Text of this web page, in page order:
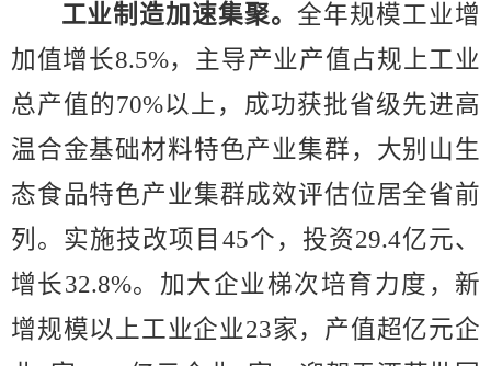
工业制造加速集聚。全年规模工业增
加值增长8.5%，主导产业产值占规上工业
总产值的70%以上，成功获批省级先进高
温合金基础材料特色产业集群，大别山生
态食品特色产业集群成效评估位居全省前
列。实施技改项目 45个 ， 投资29.4亿元、
增长32.8%。加大企业梯次培育力度，新
增规模以上工业企业23家，产值超亿元企